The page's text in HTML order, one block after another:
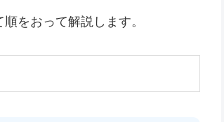
をおって解説します。